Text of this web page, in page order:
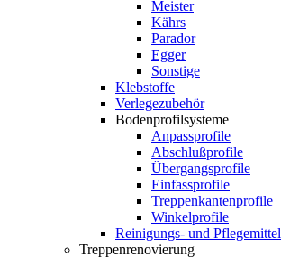
Meister
Kährs
Parador
Egger
Sonstige
Klebstoffe
Verlegezubehör
Bodenprofilsysteme
Anpassprofile
Abschlußprofile
Übergangsprofile
Einfassprofile
Treppenkantenprofile
Winkelprofile
Reinigungs- und Pflegemittel
Treppenrenovierung